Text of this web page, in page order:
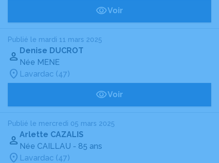
Voir
Publié le mardi 11 mars 2025
Denise DUCROT
Née MENE
Lavardac (47)
Voir
Publié le mercredi 05 mars 2025
Arlette CAZALIS
Née CAILLAU - 85 ans
Lavardac (47)